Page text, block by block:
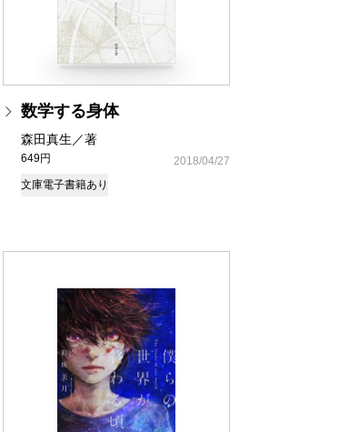
数学する身体
森田真生／著
649円
2018/04/27
文庫電子書籍あり